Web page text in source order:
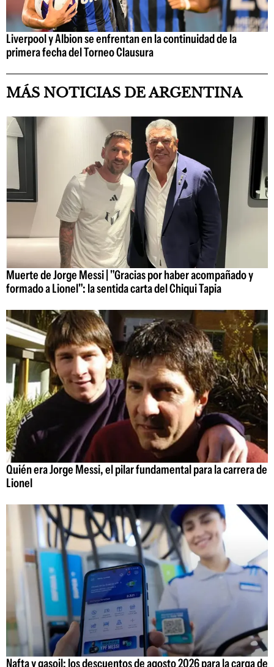
Liverpool y Albion se enfrentan en la continuidad de la
primera fecha del Torneo Clausura
MÁS NOTICIAS DE ARGENTINA
Muerte de Jorge Messi | "Gracias por haber acompañado y
formado a Lionel": la sentida carta del Chiqui Tapia
Quién era Jorge Messi, el pilar fundamental para la carrera de
Lionel
Nafta y gasoil: los descuentos de agosto 2026 para la carga de